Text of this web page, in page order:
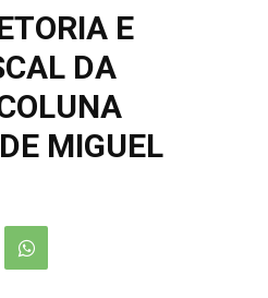
E
DA
MIGUEL